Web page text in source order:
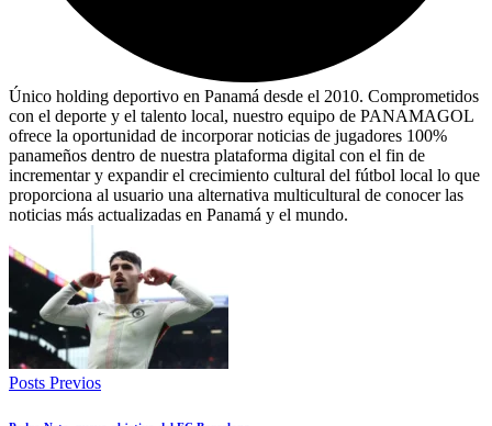
Único holding deportivo en Panamá desde el 2010. Comprometidos
con el deporte y el talento local, nuestro equipo de PANAMAGOL
ofrece la oportunidad de incorporar noticias de jugadores 100%
panameños dentro de nuestra plataforma digital con el fin de
incrementar y expandir el crecimiento cultural del fútbol local lo que
proporciona al usuario una alternativa multicultural de conocer las
noticias más actualizadas en Panamá y el mundo.
Posts Previos